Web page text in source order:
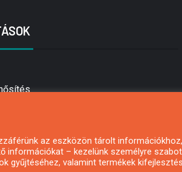
pályázatírásaz eszközön tárolt
információkat – kezelünk személyre
gyűjtéséhez, valamint termékek